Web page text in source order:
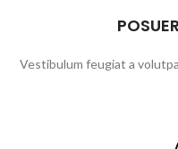
Vestibulum feugiat a